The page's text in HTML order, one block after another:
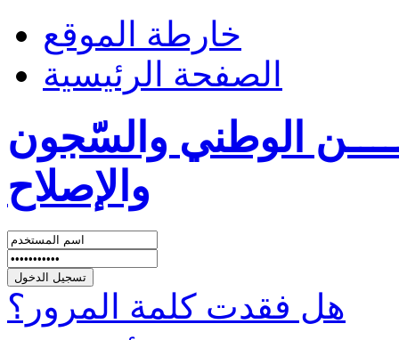
خارطة الموقع
الصفحة الرئيسية
الوطني والسّجون
والإصلاح
هل فقدت كلمة المرور؟